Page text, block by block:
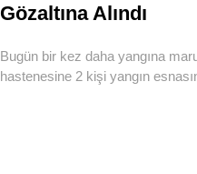
Gözaltına Alındı
Bugün bir kez daha yangına
hastenesine 2 kişi yangın